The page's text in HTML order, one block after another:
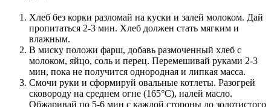
Хлеб без корки разломай на куски и залей молоком. Дай
пропитаться 2-3 мин. Хлеб должен стать мягким и
влажным.
В миску положи фарш, добавь размоченный хлеб с
молоком, яйцо, соль и перец. Перемешивай руками 2-3
мин, пока не получится однородная и липкая масса.
Смочи руки и сформируй овальные котлеты. Разогрей
сковороду на среднем огне (165°C), налей масло.
Обжаривай по 5-6 мин с каждой стороны до золотистого